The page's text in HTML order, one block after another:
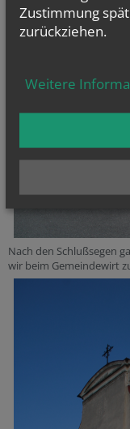
Nach den Schlußsegen
wir beim Gemeindewirt
Zustimmung
zurückziehen.
Weitere